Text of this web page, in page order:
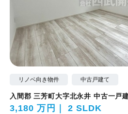
リノベ向き物件 中古戸建て
入間郡 三芳町大字北永井 中古一戸
3,180 万円 2 SLDK